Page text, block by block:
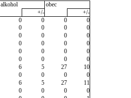
alkohol
obec
+/-
+/-
0 0 0
0
0 0 0
0
0 0 0
0
0 0 0
0
0 0 0
0
0 0 0
0
6 5 27
10
0 0 0
0
6 5 27
11
0 0 0
0